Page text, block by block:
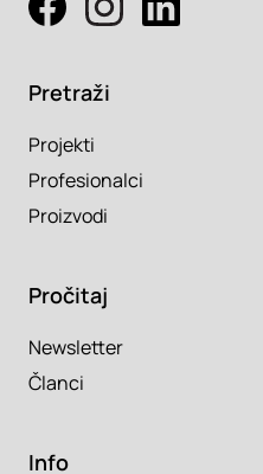
Pretraži
Projekti
Profesionalci
Proizvodi
Pročitaj
Newsletter
Članci
Info